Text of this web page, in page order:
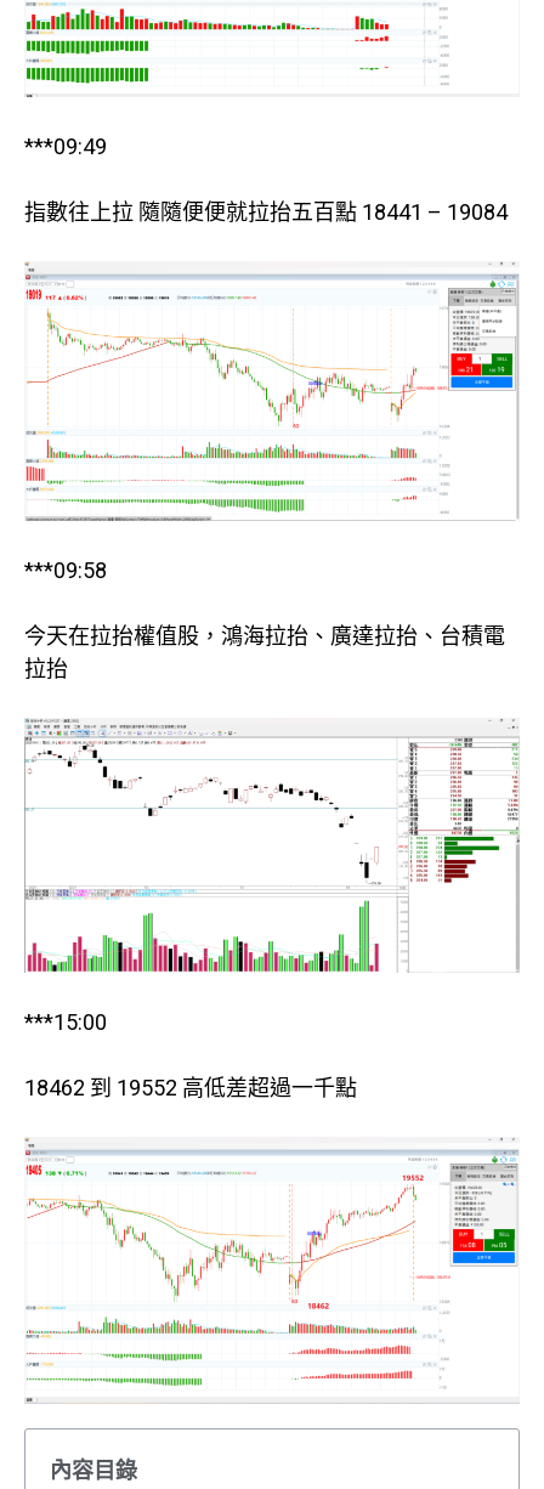
***09:49
指數往上拉 隨隨便便就拉抬五百點 18441 – 19084
***09:58
今天在拉抬權值股，鴻海拉抬、廣達拉抬、台積電
拉抬
***15:00
18462 到 19552 高低差超過一千點
內容目錄